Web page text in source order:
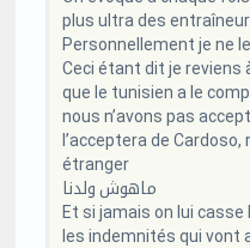
plus ultra des
Personnellement je ne
Ceci étant dit je reviens
que le tunisien a le
nous n’avons pas
l’acceptera de Cardoso,
étranger
ماهوش ولدنا
Et si jamais on lui
les indemnités qui vont